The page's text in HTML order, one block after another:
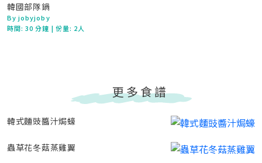
韓國部隊鍋
By jobyjoby
時間:30 分鐘 | 份量: 2人
更多食譜
韓式麵豉醬汁焗蠔
蟲草花冬菇蒸雞翼